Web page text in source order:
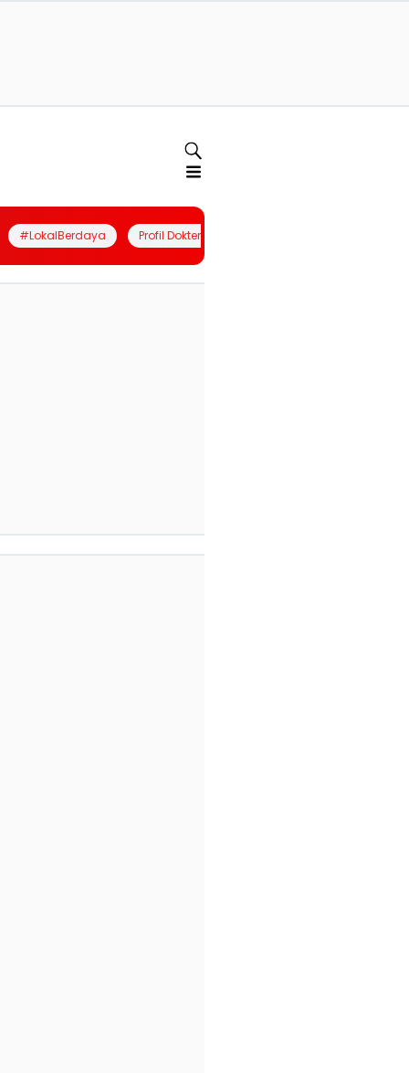
#LokalBerdaya Profil Dokter